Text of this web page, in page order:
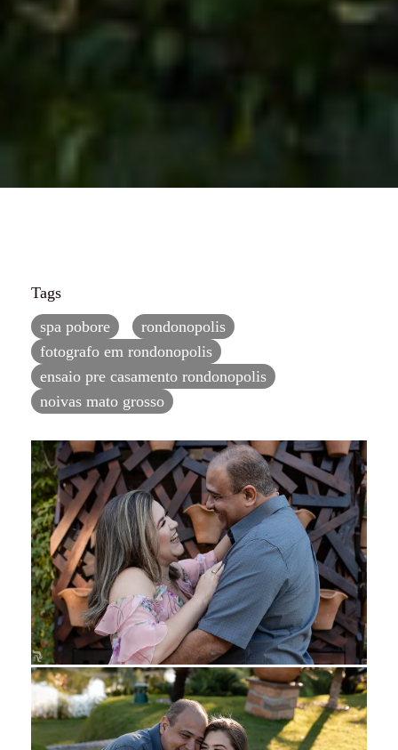
Tags
spa pobore
rondonopolis
fotografo em rondonopolis
ensaio pre casamento rondonopolis
noivas mato grosso